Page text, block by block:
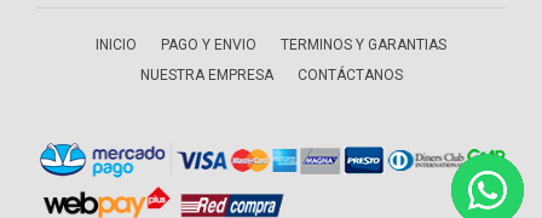
INICIO PAGO Y ENVIO
TERMINOS Y GARANTIAS
NUESTRA EMPRESA
CONTÁCTANOS